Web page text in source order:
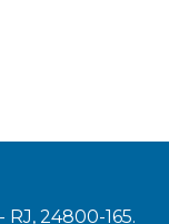
24800-165.